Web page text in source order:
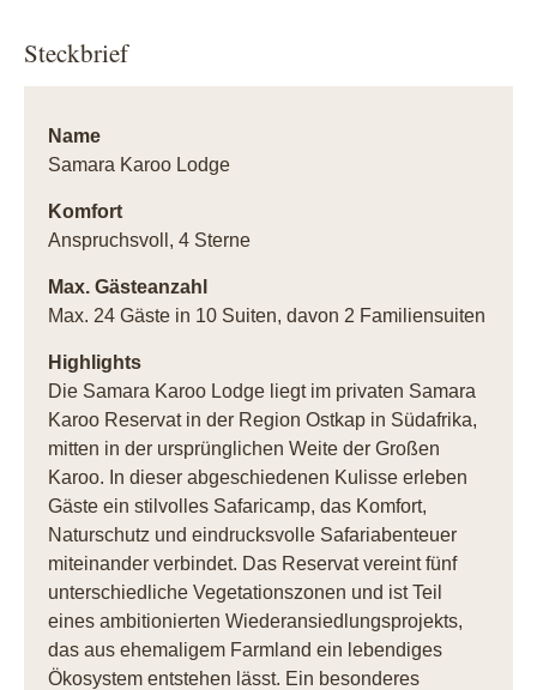
Steckbrief
Name
Samara Karoo Lodge
Komfort
Anspruchsvoll, 4 Sterne
Max. Gästeanzahl
Max. 24 Gäste in 10 Suiten, davon 2 Familiensuiten
Highlights
Die Samara Karoo Lodge liegt im privaten Samara
Karoo Reservat in der Region Ostkap in Südafrika,
mitten in der ursprünglichen Weite der Großen
Karoo. In dieser abgeschiedenen Kulisse erleben
Gäste ein stilvolles Safaricamp, das Komfort,
Naturschutz und eindrucksvolle Safariabenteuer
miteinander verbindet. Das Reservat vereint fünf
unterschiedliche Vegetationszonen und ist Teil
eines ambitionierten Wiederansiedlungsprojekts,
das aus ehemaligem Farmland ein lebendiges
Ökosystem entstehen lässt. Ein besonderes